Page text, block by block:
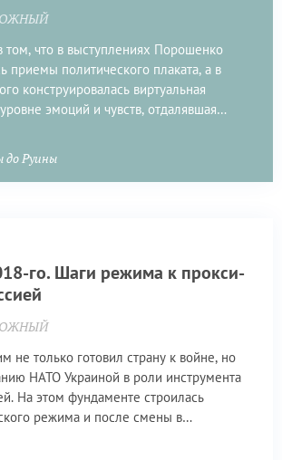
том, что в выступлениях Порошенко
приемы политического плаката, а в
конструировалась виртуальная
эмоций и чувств, отдалявшая
до Руины
го. Шаги режима к прокси-
не только готовил страну к войне, но
НАТО Украиной в роли инструмента
На этом фундаменте строилась
режима и после смены в